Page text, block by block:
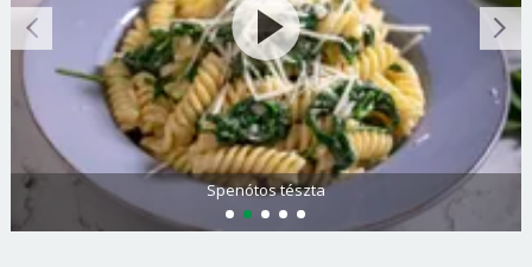
Olasz és görög paradicsomsaláta